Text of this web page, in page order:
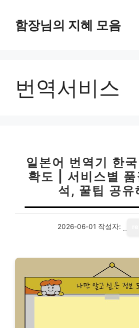
함장님의 지혜 모음
번역서비스
일본어 번역기 한
확도 | 서비스별
석, 꿀팁 공유
2026-06-01 작성자: